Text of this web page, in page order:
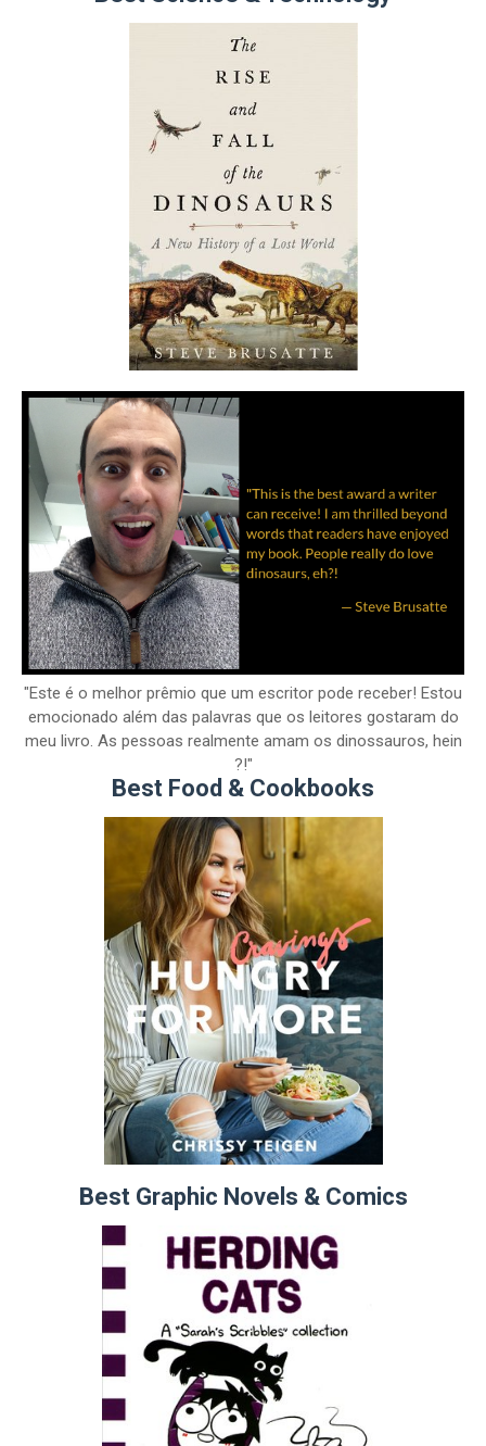
"Este é o melhor prêmio que um escritor pode receber! Estou
emocionado além das palavras que os leitores gostaram do
meu livro. As pessoas realmente amam os dinossauros, hein
?!"
Best Food & Cookbooks
Best Graphic Novels & Comics